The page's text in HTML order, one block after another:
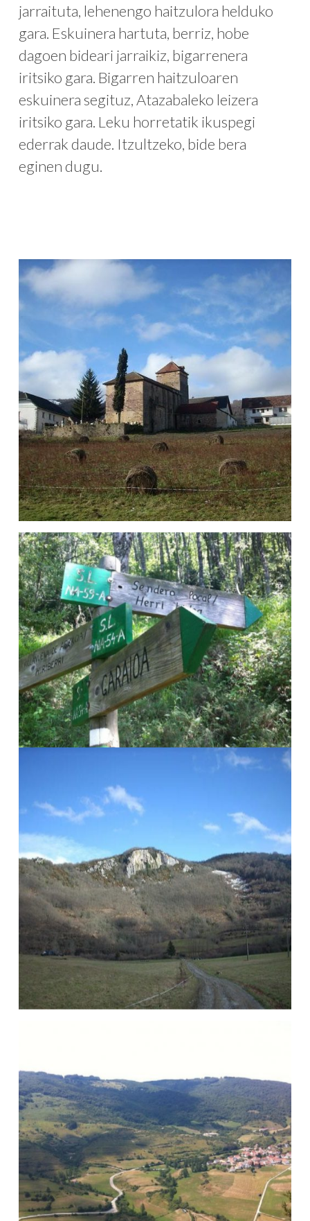
jarraituta, lehenengo haitzulora helduko
gara. Eskuinera hartuta, berriz, hobe
dagoen bideari jarraikiz, bigarrenera
iritsiko gara. Bigarren haitzuloaren
eskuinera segituz, Atazabaleko leizera
iritsiko gara. Leku horretatik ikuspegi
ederrak daude. Itzultzeko, bide bera
eginen dugu.